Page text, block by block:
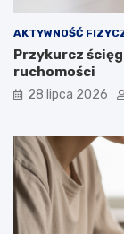
AKTYWNOŚĆ
Przykurcz
ruchomości
28 lipca 2026